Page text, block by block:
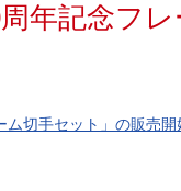
周年記念フ
ム切手セット」の販売